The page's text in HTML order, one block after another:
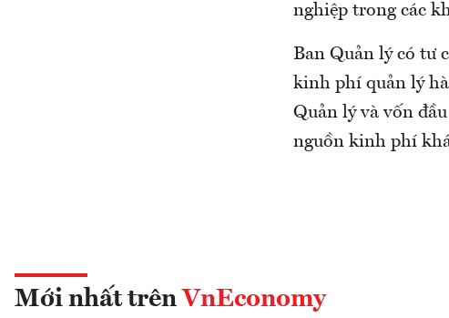
nghiệp trong các
Ban Quản lý có tư
kinh phí quản lý
Quản lý và vốn
nguồn kinh phí
Mới nhất trên VnEconomy